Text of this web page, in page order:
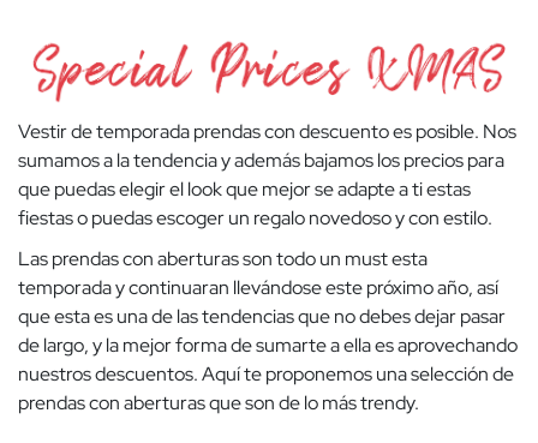
Vestir de temporada prendas con descuento es posible. Nos
sumamos a la tendencia y además bajamos los precios para
que puedas elegir el look que mejor se adapte a ti estas
fiestas o puedas escoger un regalo novedoso y con estilo.
Las prendas con aberturas son todo un must esta
temporada y continuaran llevándose este próximo año, así
que esta es una de las tendencias que no debes dejar pasar
de largo, y la mejor forma de sumarte a ella es aprovechando
nuestros descuentos. Aquí te proponemos una selección de
prendas con aberturas que son de lo más trendy.